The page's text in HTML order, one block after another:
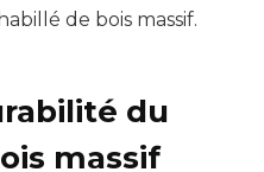
de bois massif.
du
massif